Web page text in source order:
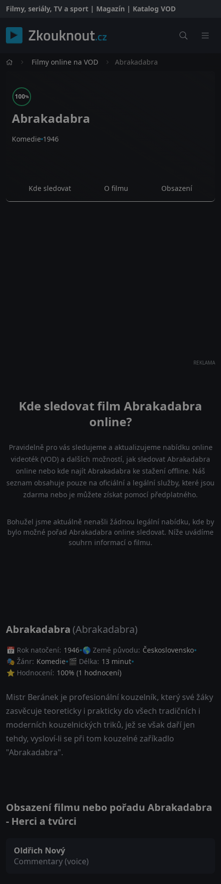
Filmy, seriály, TV a sport | Magazín | Katalog VOD
Filmy online na VOD Abrakadabra
100%
Abrakadabra
Komedie 1946
Kde sledovat O filmu Obsazení
REKLAMA
Kde sledovat film Abrakadabra
online?
Pravidelně pro vás sledujeme a aktualizujeme nabídku online
videoték (VOD) a dalších možností, jak sledovat Abrakadabra
online nebo kde najít Abrakadabra ke stažení offline. Náš
seznam obsahuje pouze na oficiální a legální služby, které jsou
zdarma nebo je můžete získat pomocí předplatného.
Bohužel jsme aktuálně nenašli žádnou legální nabídku, kde by
bylo možné pořad Abrakadabra online sledovat. Níže uvádíme
souhrn informací o filmu.
Abrakadabra (Abrakadabra)
📅 Rok natočení: 1946 🌎 Země původu: Československo
🎭 Žánr: Komedie 🎬 Délka: 13 minut
⭐ Hodnocení: 100% (1 hodnocení)
Mistr Beránek je profesionální kouzelník, který své žáky
zasvěcuje teoreticky i prakticky do všech tradičních i
moderních kouzelnických triků, jež se však daří jen
tehdy, vysloví-li se při tom kouzelné zaříkadlo
"Abrakadabra".
Obsazení filmu nebo pořadu Abrakadabra
- Herci a tvůrci
Oldřich Nový
Commentary (voice)